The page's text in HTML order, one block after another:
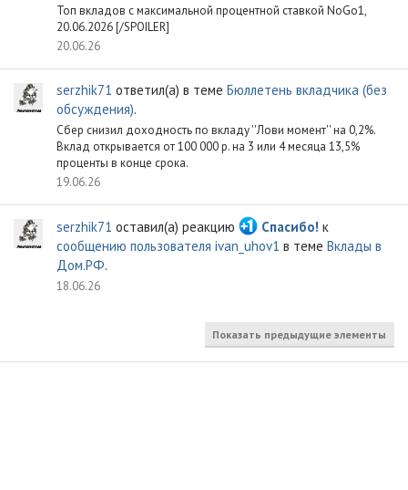
Топ вкладов с максимальной процентной ставкой NoGo1,
20.06.2026 [/SPOILER]
20.06.26
serzhik71 ответил(а) в теме Бюллетень вкладчика (без
обсуждения).
Сбер снизил доходность по вкладу ''Лови момент'' на 0,2%.
Вклад открывается от 100 000 р. на 3 или 4 месяца 13,5%
проценты в конце срока.
19.06.26
serzhik71 оставил(а) реакцию Спасибо! к
сообщению пользователя ivan_uhov1 в теме Вклады в
Дом.РФ.
18.06.26
Показать предыдущие элементы